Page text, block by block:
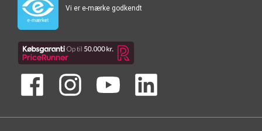
Vi er e-mærke godkendt